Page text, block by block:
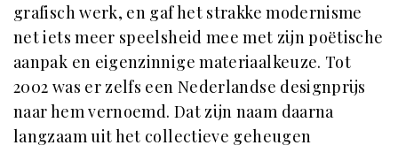
grafisch werk, en gaf het strakke modernisme
net iets meer speelsheid mee met zijn poëtische
aanpak en eigenzinnige materiaalkeuze. Tot
2002 was er zelfs een Nederlandse designprijs
naar hem vernoemd. Dat zijn naam daarna
langzaam uit het collectieve geheugen